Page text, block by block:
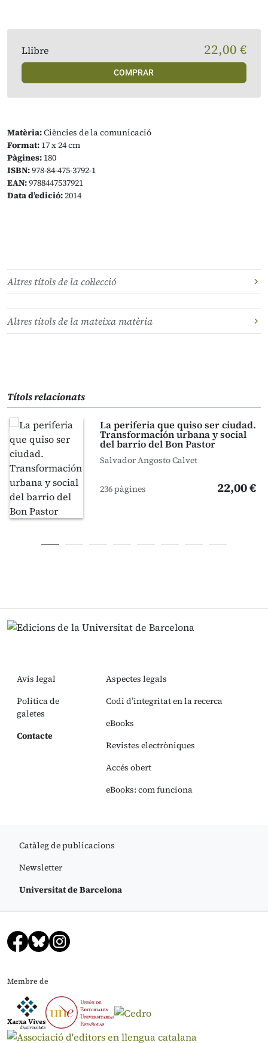
Matèria:Ciències de la comunicació
Format: 17 x 24 cm
Pàgines: 180
ISBN:978-84-475-3792-1
EAN:9788447537921
Data d’edició:2014
Llibre 22,00 €
COMPRAR
Altres títols de la col·lecció
Altres títols de la mateixa matèria
Títols relacionats
La periferia que quiso ser ciudad.
Transformación urbana y social
del barrio del Bon Pastor
Salvador Angosto Calvet
236 pàgines 22,00 €
Avís legal
Política de
galetes
Contacte
Aspectes legals
Codi d’integritat en la recerca
eBooks
Revistes electròniques
Accés obert
eBooks: com funciona
Catàleg de publicacions
Newsletter
Universitat de Barcelona
Membre de